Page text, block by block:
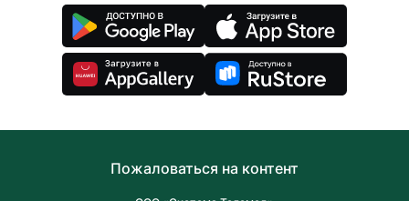
Пожаловаться на контент